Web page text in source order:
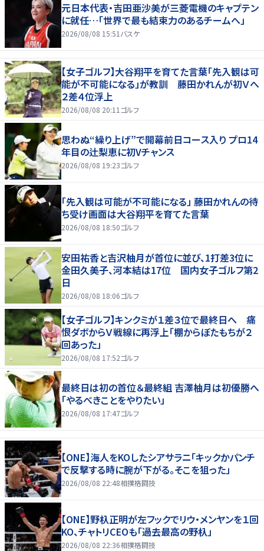
元日本代表・吉田亜沙美が三菱電機のキャプテン
に就任…「世界で最も結束力のあるチームへ」
2026/08/08 15:51 バスケ
【女子ゴルフ】大谷翔平を育てた言葉「先入観は可
能が不可能になる」が教訓 藤田かれんが初Ｖへ
２差４位浮上
2026/08/08 20:11 ゴルフ
思わぬ“繰り上げ”で開幕前日コース入り プロ14
年目の辻梨恵に初Vチャンス
2026/08/08 19:23ゴルフ
「先入観は可能が不可能になる」 藤田かれんの待
ち受け画面は大谷翔平を育てた言葉
2026/08/08 18:50ゴルフ
安田祐香と吉沢柚月が首位に並び、1打差3位に
金田久美子、河本結は17位 国内女子ゴルフ第2
日
2026/08/08 18:06ゴルフ
【女子ゴルフ】キンクミが１差３位で最終日へ 痛
恨ダボからＶ戦線に再浮上「棚からぼたもちが２
回あった」
2026/08/08 17:52ゴルフ
最終日は初の首位＆最終組 吉澤柚月は初優勝へ
「やるべきことをやりたい」
2026/08/08 17:47ゴルフ
【ONE】海人をKOしたシアサラニ「キックかパンチ
で反撃する時に腕が下がる。そこを狙った」
2026/08/08 22:48相撲格闘技
【ONE】野杁正明が左フックでリウ・メンヤンを１回
KO、チャトリCEOも「過去最高の野杁」
2026/08/08 22:36相撲格闘技